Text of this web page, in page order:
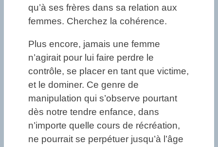
qu’à ses frères dans sa relation aux
femmes. Cherchez la cohérence.
Plus encore, jamais une femme
n’agirait pour lui faire perdre le
contrôle, se placer en tant que victime,
et le dominer. Ce genre de
manipulation qui s’observe pourtant
dès notre tendre enfance, dans
n’importe quelle cours de récréation,
ne pourrait se perpétuer jusqu’à l’âge